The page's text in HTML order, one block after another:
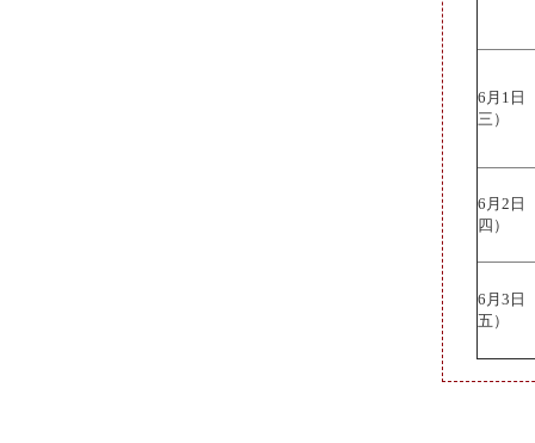
6月1
三）
6月2
四）
6月3
五）